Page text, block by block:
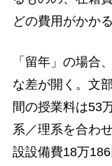
どの費用がかかる
「留年」の場合
な差が開く。文
間の授業料は53
系／理系を合わ
設設備費18万